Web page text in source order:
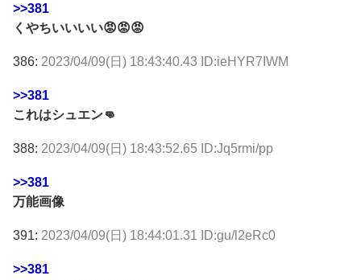
>>381
くやちいいいい😡😡😡
386: 2023/04/09(日) 18:43:40.43 ID:ieHYR7IWM
>>381
これはシュエン👊
388: 2023/04/09(日) 18:43:52.65 ID:Jq5rmi/pp
>>381
万能画像
391: 2023/04/09(日) 18:44:01.31 ID:gu/l2eRc0
>>381